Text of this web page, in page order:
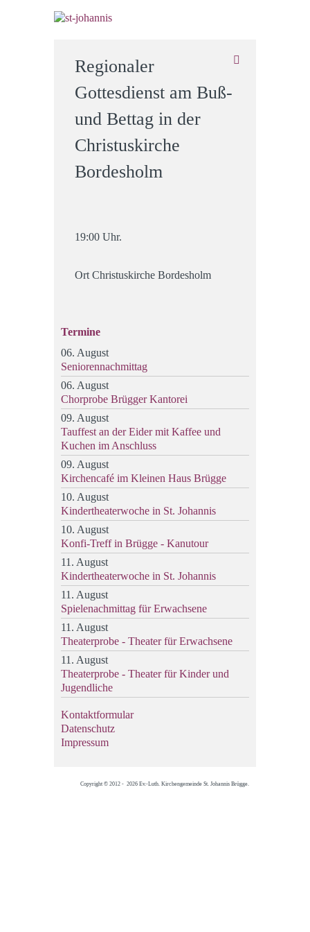
Regionaler
Gottesdienst am Buß-
und Bettag in der
Christuskirche
Bordesholm
19:00 Uhr.
Ort Christuskirche Bordesholm
Termine
06. August
Seniorennachmittag
06. August
Chorprobe Brügger Kantorei
09. August
Tauffest an der Eider mit Kaffee und
Kuchen im Anschluss
09. August
Kirchencafé im Kleinen Haus Brügge
10. August
Kindertheaterwoche in St. Johannis
10. August
Konfi-Treff in Brügge - Kanutour
11. August
Kindertheaterwoche in St. Johannis
11. August
Spielenachmittag für Erwachsene
11. August
Theaterprobe - Theater für Erwachsene
11. August
Theaterprobe - Theater für Kinder und
Jugendliche
Kontaktformular
Datenschutz
Impressum
Copyright © 2012 - 2026 Ev.-Luth. Kirchengemeinde St. Johannis Brügge.